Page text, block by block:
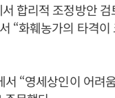
합리적 조정방안
“화훼농가의 타격
“영세상인이 어려